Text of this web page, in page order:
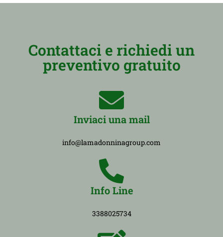
Contattaci e richiedi un
preventivo gratuito
Inviaci una mail
info@lamadonninagroup.com
Info Line
3388025734